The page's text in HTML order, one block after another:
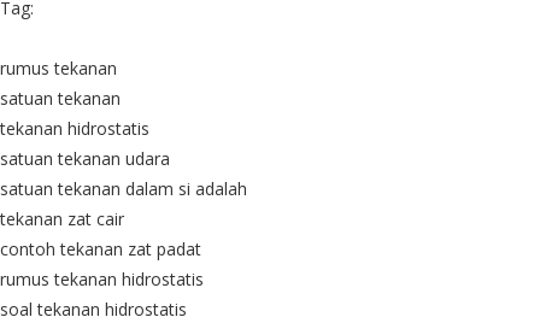
Tag:
rumus tekanan
satuan tekanan
tekanan hidrostatis
satuan tekanan udara
satuan tekanan dalam si adalah
tekanan zat cair
contoh tekanan zat padat
rumus tekanan hidrostatis
soal tekanan hidrostatis